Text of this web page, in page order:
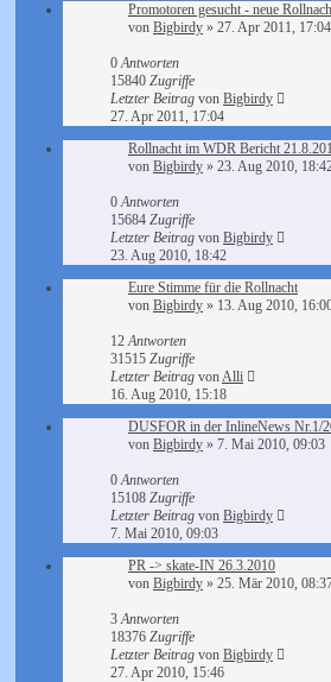
Promotoren gesucht - neue
von Bigbirdy » 27. Apr 2011, 17:04
0Antworten
15840 Zugriffe
Letzter Beitrag von Bigbirdy
27. Apr 2011, 17:04
Rollnacht im WDR Bericht
von Bigbirdy » 23. Aug 2010,
0Antworten
15684 Zugriffe
Letzter Beitrag von Bigbirdy
23. Aug 2010, 18:42
Eure Stimme für die Rollnacht
von Bigbirdy » 13. Aug 2010,
12Antworten
31515 Zugriffe
Letzter Beitrag vonAlli
16. Aug 2010, 15:18
DUSFOR in der InlineNews Nr.1/
von Bigbirdy » 7. Mai 2010, 09:03
0Antworten
15108 Zugriffe
Letzter Beitrag von Bigbirdy
7. Mai 2010, 09:03
PR -> skate-IN 26.3.2010
von Bigbirdy » 25. Mär 2010,
3Antworten
18376 Zugriffe
Letzter Beitrag von Bigbirdy
27. Apr 2010, 15:46